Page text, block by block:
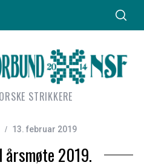
STRIKKERE
13. februar 2019
årsmøte 2019.